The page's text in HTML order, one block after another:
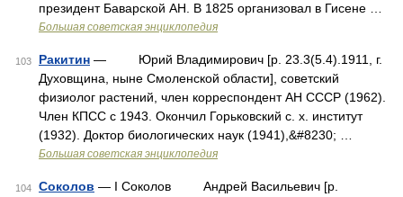
президент Баварской АН. В 1825 организовал в Гисене …
Большая советская энциклопедия
103 Ракитин — Юрий Владимирович [р. 23.3(5.4).1911, г.
Духовщина, ныне Смоленской области], советский
физиолог растений, член корреспондент АН СССР (1962).
Член КПСС с 1943. Окончил Горьковский с. х. институт
(1932). Доктор биологических наук (1941),&#8230; …
Большая советская энциклопедия
104 Соколов — I Соколов Андрей Васильевич [р.